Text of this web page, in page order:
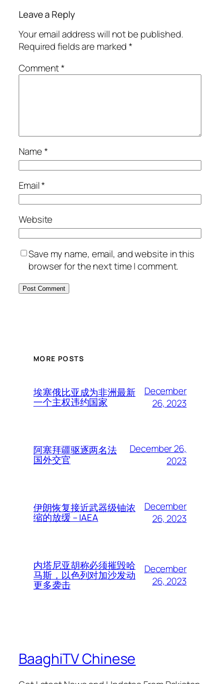
Leave a Reply
Your email address will not be published.
Required fields are marked*
Comment*
Name*
Email*
Website
Save my name, email, and website in this
browser for the next time I comment.
MORE POSTS
埃塞俄比亚成为非洲最新
一个主权违约国家
December
26, 2023
阿塞拜疆驱逐两名法
国外交官
December 26,
2023
伊朗恢复接近武器级铀浓
缩的放缓 – IAEA
December
26, 2023
内塔尼亚胡称必须摧毁哈
马斯，以色列对加沙发动
更多袭击
December
26, 2023
BaaghiTV Chinese